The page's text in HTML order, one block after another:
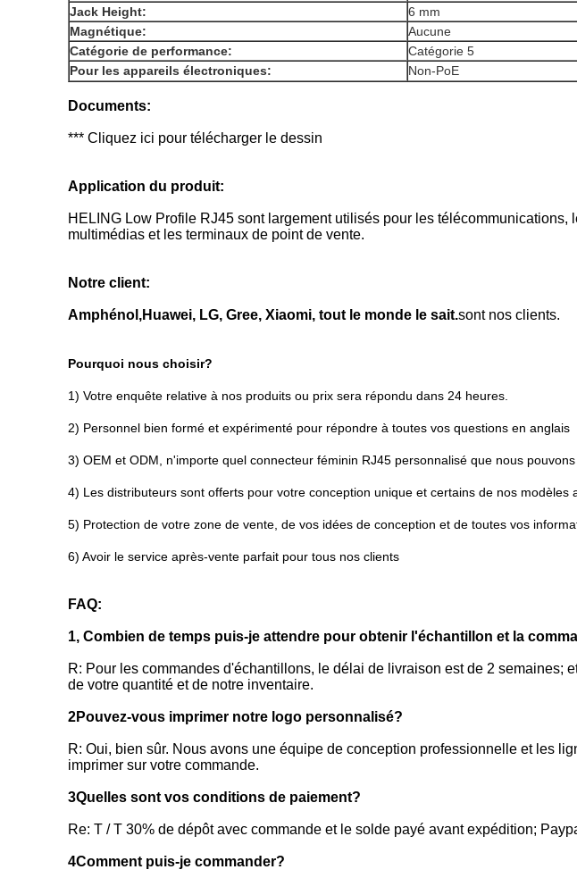
Jack Height:
6 mm
Magnétique:
Aucune
Catégorie de performance:
Catégorie 5
Pour les appareils électroniques:
Non-PoE
Documents:
*** Cliquez ici pour télécharger le dessin
Application du produit:
HELING Low Profile RJ45 sont largement utilisés pour les
multimédias et les terminaux de point de vente.
Notre client:
Amphénol,Huawei, LG, Gree, Xiaomi, tout le monde le sait.sont nos clients.
Pourquoi nous choisir?
1) Votre enquête relative à nos produits ou prix sera répondu dans 24 heures.
2) Personnel bien formé et expérimenté pour répondre à toutes vos questions en anglais
3) OEM et ODM, n'importe quel connecteur féminin RJ45 personnalisé que nous
4) Les distributeurs sont offerts pour votre conception unique et certains de nos modèles
5) Protection de votre zone de vente, de vos idées de conception et de toutes vos
6) Avoir le service après-vente parfait pour tous nos clients
FAQ:
1, Combien de temps puis-je attendre pour obtenir l'échantillon et la
R: Pour les commandes d'échantillons, le délai de livraison est de 2
de votre quantité et de notre inventaire.
2Pouvez-vous imprimer notre logo personnalisé?
R: Oui, bien sûr. Nous avons une équipe de conception professionnelle et les
imprimer sur votre commande.
3Quelles sont vos conditions de paiement?
Re: T / T 30% de dépôt avec commande et le solde payé avant expédition;
4Comment puis-je commander?